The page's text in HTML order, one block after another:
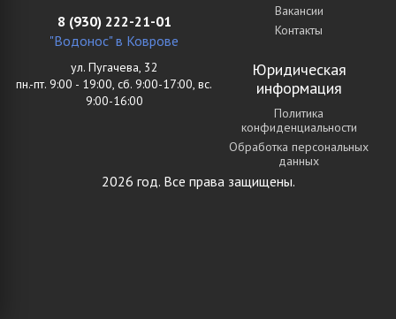
8 (930) 222-21-01
"Водонос" в Коврове
ул. Пугачева, 32
пн.-пт. 9:00 - 19:00, сб. 9:00-17:00, вс.
9:00-16:00
Вакансии
Контакты
Юридическая
информация
Политика
конфиденциальности
Обработка персональных
данных
2026 год. Все права защищены.